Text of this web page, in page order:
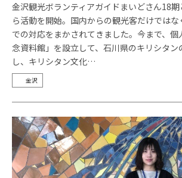
金沢観光ボランティアガイドまいどさん18
ら活動を開始。国内からの観光客だけでは
での対応をまかされてきました。今まで、
念資料館」を設立して、石川県のキリシタ
し、キリシタン文化…
金沢